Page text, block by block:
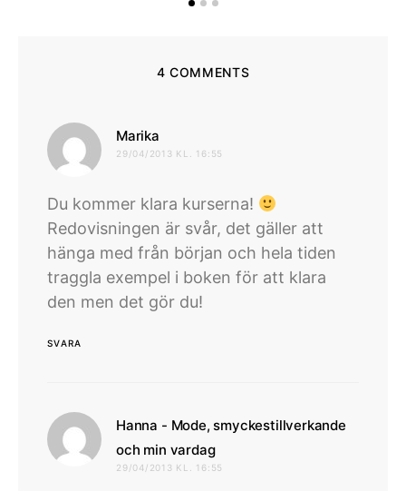
4 COMMENTS
Marika
29/04/2013 KL. 16:55
Du kommer klara kurserna!
Redovisningen är svår, det gäller att
hänga med från början och hela tiden
traggla exempel i boken för att klara
den men det gör du!
SVARA
Hanna - Mode, smyckestillverkande
och min vardagskriver:
29/04/2013 KL. 16:55